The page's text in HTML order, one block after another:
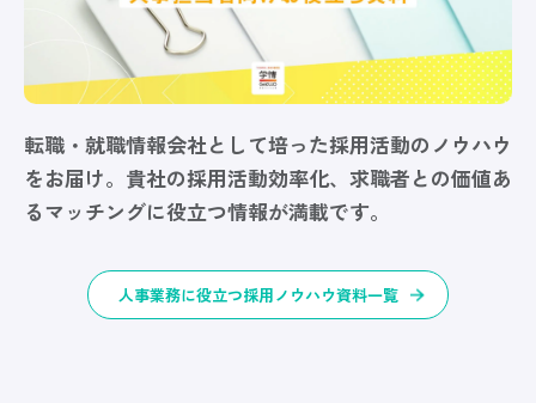
転職・就職情報会社として培った採用活動のノウハウ
をお届け。貴社の採用活動効率化、求職者との価値あ
るマッチングに役立つ情報が満載です。
人事業務に役立つ採用ノウハウ資料一覧